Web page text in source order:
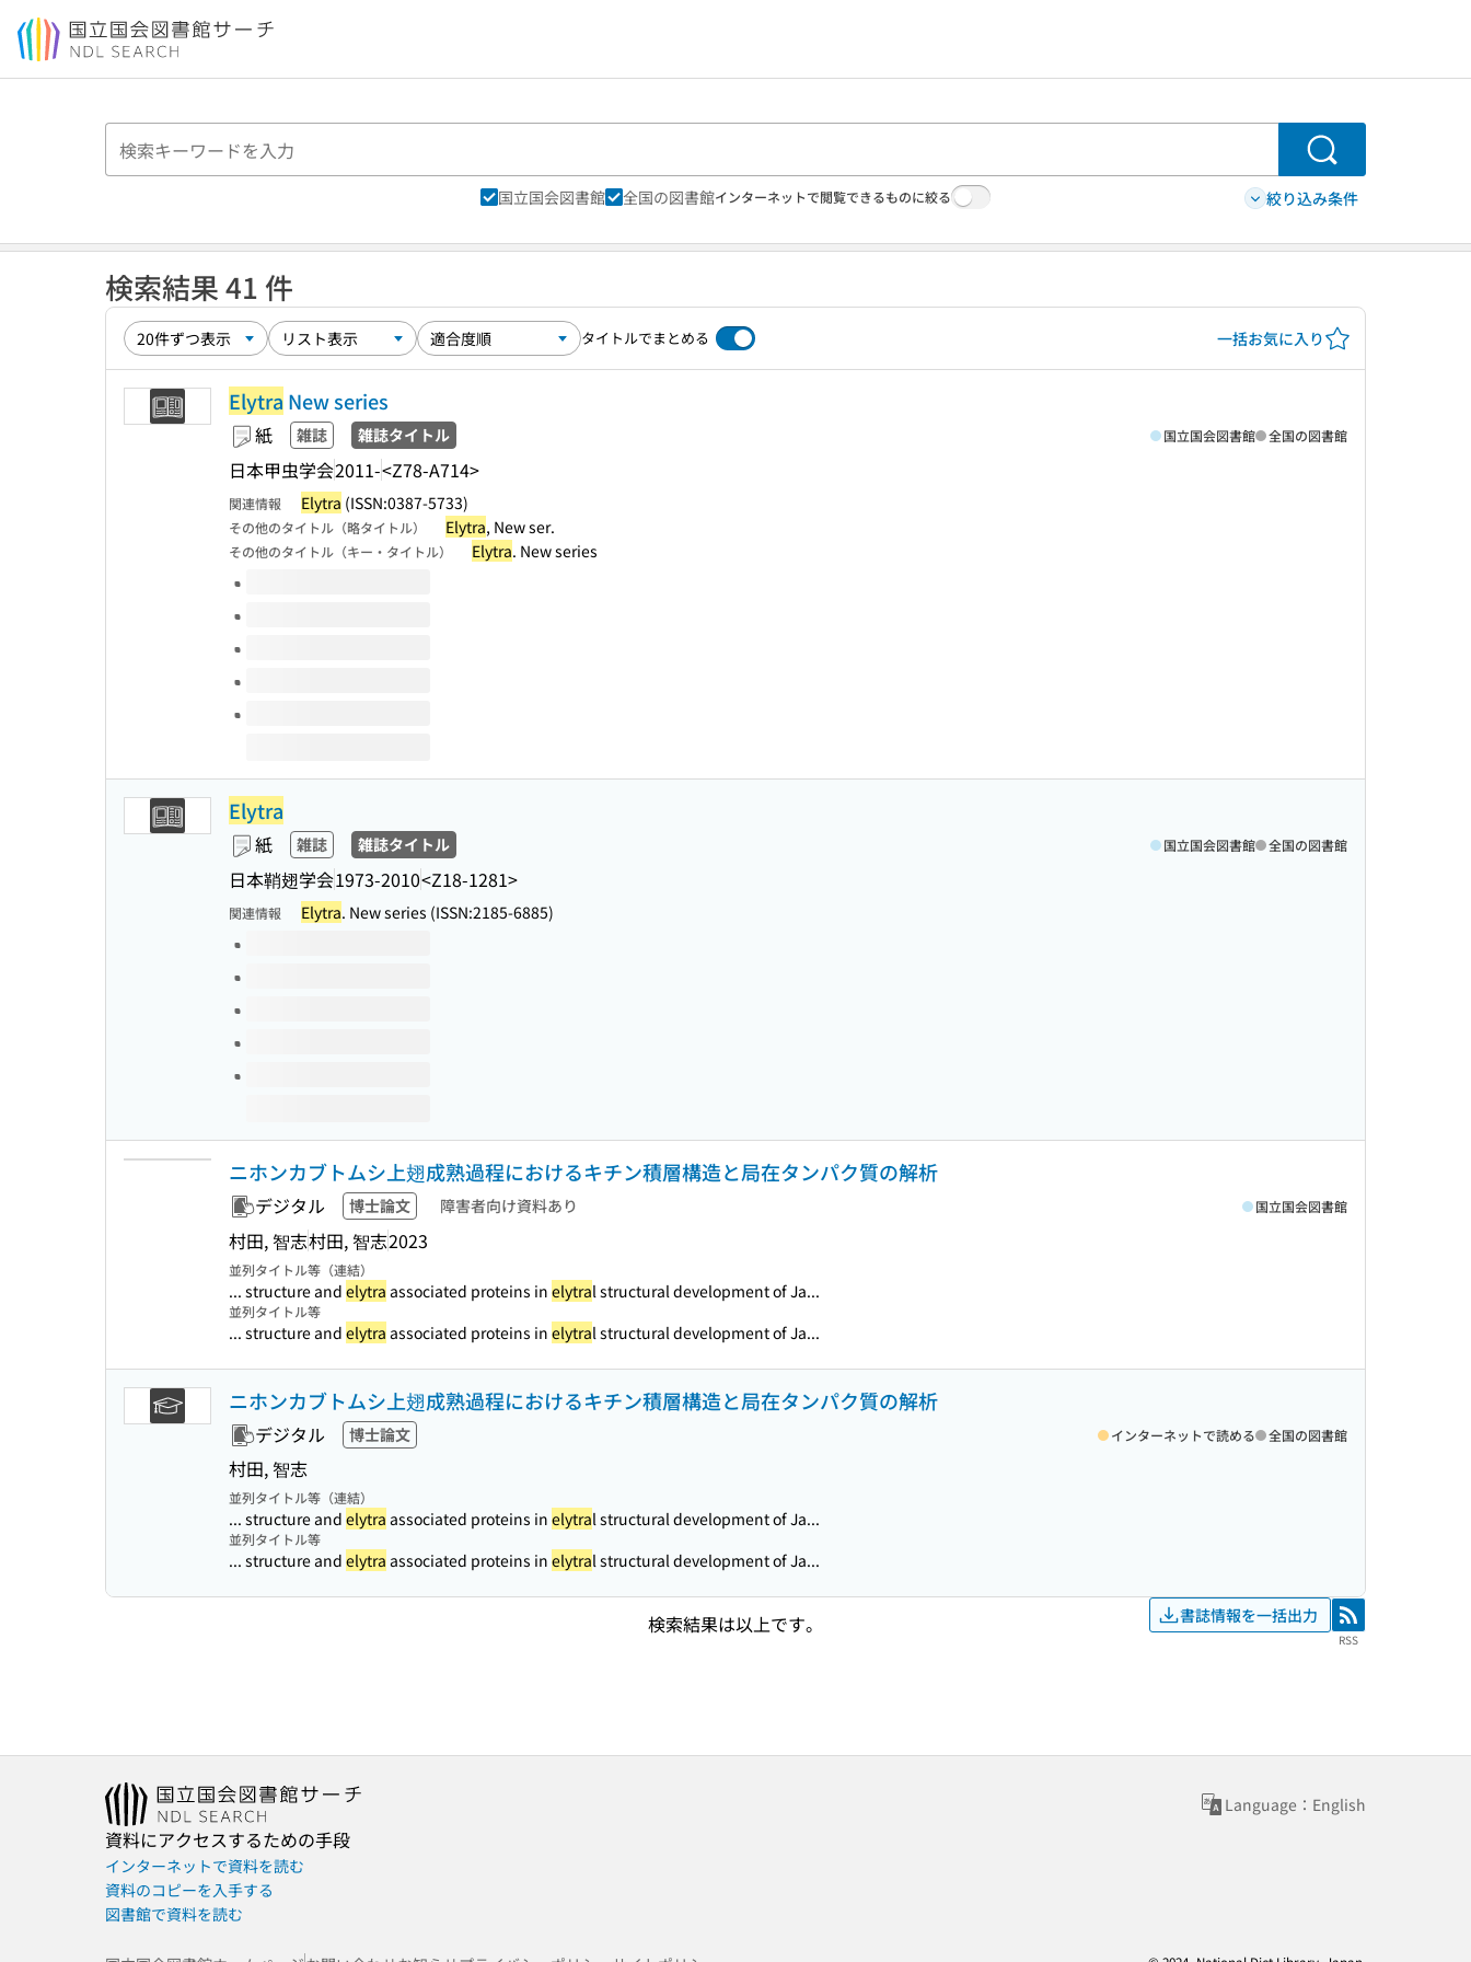
本文へ移動
検索
国立国会図書館 全国の図書館インターネットで閲覧できるものに絞る 絞り込み条件
検索結果 41 件
タイトルでまとめる 一括お気に入り
Elytra New series
紙 雑誌 雑誌タイトル
日本甲虫学会2011-<Z78-A714>
国立国会図書館 全国の図書館
関連情報 Elytra (ISSN:0387-5733)
その他のタイトル（略タイトル） Elytra, New ser.
その他のタイトル（キー・タイトル） Elytra. New series
このタイトルの巻号
Elytra
紙 雑誌 雑誌タイトル
日本鞘翅学会1973-2010<Z18-1281>
国立国会図書館 全国の図書館
関連情報 Elytra. New series (ISSN:2185-6885)
このタイトルの巻号
ニホンカブトムシ上翅成熟過程におけるキチン積層構造と局在タンパク質の解析
デジタル 博士論文 障害者向け資料あり
村田, 智志村田, 智志2023
国立国会図書館
並列タイトル等（連結）
... structure and elytra associated proteins in elytral structural development of Ja...
並列タイトル等
... structure and elytra associated proteins in elytral structural development of Ja...
ニホンカブトムシ上翅成熟過程におけるキチン積層構造と局在タンパク質の解析
デジタル 博士論文
村田, 智志
インターネットで読める 全国の図書館
並列タイトル等（連結）
... structure and elytra associated proteins in elytral structural development of Ja...
並列タイトル等
... structure and elytra associated proteins in elytral structural development of Ja...
検索結果は以上です。 書誌情報を一括出力 RSS
RSS
Language：English
資料にアクセスするための手段
インターネットで資料を読む
資料のコピーを入手する
図書館で資料を読む